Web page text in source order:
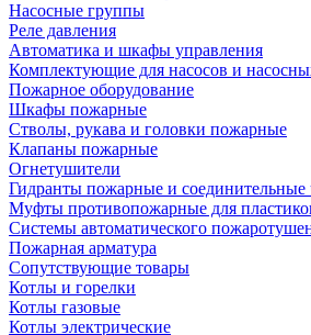
Насосные группы
Реле давления
Автоматика и шкафы управления
Комплектующие для насосов и
Пожарное оборудование
Шкафы пожарные
Стволы, рукава и головки пожарные
Клапаны пожарные
Огнетушители
Гидранты пожарные и соединительные
Муфты противопожарные для
Системы автоматического
Пожарная арматура
Сопутствующие товары
Котлы и горелки
Котлы газовые
Котлы электрические